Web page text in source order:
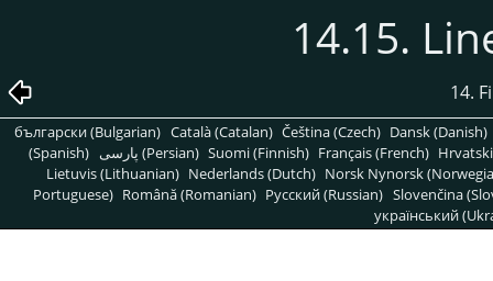
14.15.
14.
български (Bulgarian) Català (Catalan) Čeština (Czech) Dansk (Danish)
(Spanish)
پارسی (Persian) Suomi (Finnish) Français (French)
Lietuvis (Lithuanian) Nederlands (Dutch) Norsk Nynorsk
Portuguese) Română (Romanian) Pусский (Russian) Slovenčina
український